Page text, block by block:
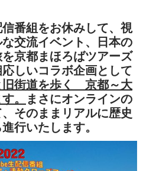
番組をお休みして、視
交流イベント、日本の
京都まほろばツアーズ
しいコラボ企画として
旧街道を歩く 京都～大
。
まさにオンラインの
そのままリアルに歴史
行いたします。